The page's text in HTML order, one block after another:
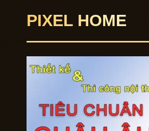
PIXEL HOME